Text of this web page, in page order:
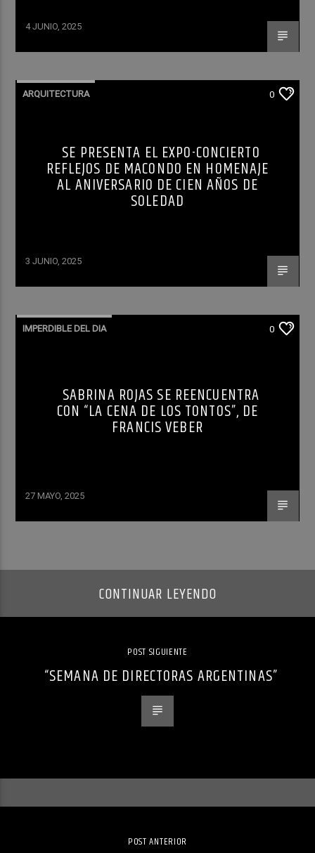
4 JUNIO, 2025
ARQUITECTURA 0
SE PRESENTA EL EXPO-CONCIERTO
REFLEJOS DE MACONDO EN HOMENAJE
AL ANIVERSARIO DE CIEN AÑOS DE
SOLEDAD
3 JUNIO, 2025
IMPERDIBLE DEL DIA 0
SABRINA ROJAS SE REENCUENTRA
CON “LA CENA DE LOS TONTOS”, DE
FRANCIS VEBER
27 MAYO, 2025
CONTINUAR LEYENDO
POST SIGUIENTE
“SEMANA DE DIRECTORAS ARGENTINAS”
POST ANTERIOR